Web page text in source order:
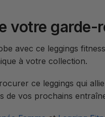
votre garde-
avec ce leggings
à votre collection.
ce leggings qui
de vos prochains